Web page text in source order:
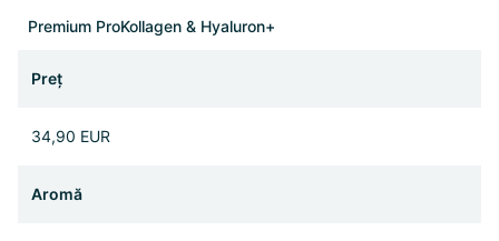
Premium ProKollagen & Hyaluron+
Preț
34,90 EUR
Aromă